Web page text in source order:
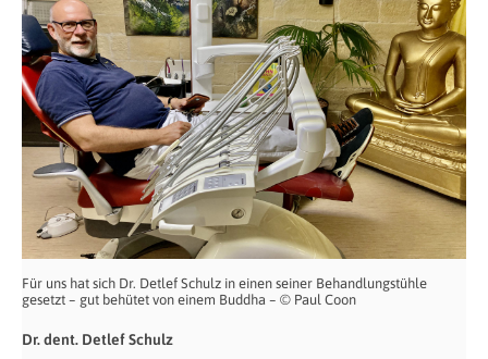
Für uns hat sich Dr. Detlef Schulz in einen seiner Behandlungstühle
gesetzt – gut behütet von einem Buddha – © Paul Coon
Dr. dent. Detlef Schulz